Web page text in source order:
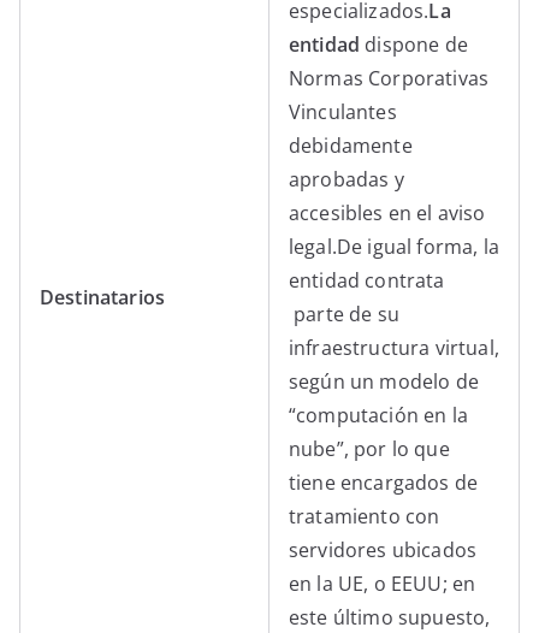
Destinatarios
especializados.La
entidad dispone de
Normas Corporativas
Vinculantes
debidamente
aprobadas y
accesibles en el aviso
legal.De igual forma, la
entidad contrata
parte de su
infraestructura virtual,
según un modelo de
“computación en la
nube”, por lo que
tiene encargados de
tratamiento con
servidores ubicados
en la UE, o EEUU; en
este último supuesto,